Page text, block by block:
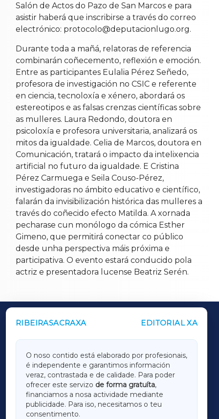
Salón de Actos do Pazo de San Marcos e para
asistir haberá que inscribirse a través do correo
electrónico: protocolo@deputacionlugo.org.
Durante toda a mañá, relatoras de referencia
combinarán coñecemento, reflexión e emoción.
Entre as participantes Eulalia Pérez Señedo,
profesora de investigación no CSIC e referente
en ciencia, tecnoloxía e xénero, abordará os
estereotipos e as falsas crenzas científicas sobre
as mulleres. Laura Redondo, doutora en
psicoloxía e profesora universitaria, analizará os
mitos da igualdade. Celia de Marcos, doutora en
Comunicación, tratará o impacto da intelixencia
artificial no futuro da igualdade. E Cristina
Pérez Carmuega e Seila Couso-Pérez,
investigadoras no ámbito educativo e científico,
falarán da invisibilización histórica das mulleres a
través do coñecido efecto Matilda. A xornada
pecharase cun monólogo da cómica Esther
Gimeno, que permitirá conectar co público
desde unha perspectiva máis próxima e
participativa. O evento estará conducido pola
actriz e presentadora lucense Beatriz Serén.
RIBEIRASACRAXA EDITORIAL XA
O noso contido está elaborado por profesionais,
é independente e garantimos información
veraz, contrastada e de calidade. Para poder
ofrecer este servizo de forma gratuíta,
financiamos a nosa actividade mediante
publicidade. Para iso, necesitamos o teu
consentimento.
OUTROS PERIÓDICOS
LUGOXA
TERRACHAXA